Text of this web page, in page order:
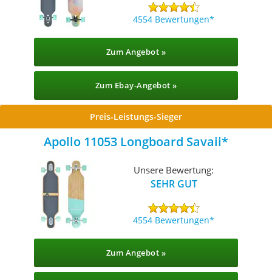
4554 Bewertungen
Zum Angebot »
Zum Ebay-Angebot »
Preis-Leistungs-Sieger
Apollo 11053 Longboard Savaii
Unsere Bewertung:
SEHR GUT
4554 Bewertungen
Zum Angebot »